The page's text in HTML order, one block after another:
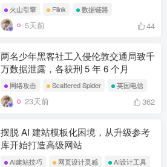
火山引擎 Flink 数据链路
5天前 44
两名少年黑客社工入侵伦敦交通局致千
万数据泄露，各获刑 5 年 6 个月
网络攻击 Scattered Spider 英国电信
23天前 362
摆脱 AI 建站模板化困境，从升级参考
库开始打造高级网站
AI建站技巧 网页设计灵感 AI设计工具